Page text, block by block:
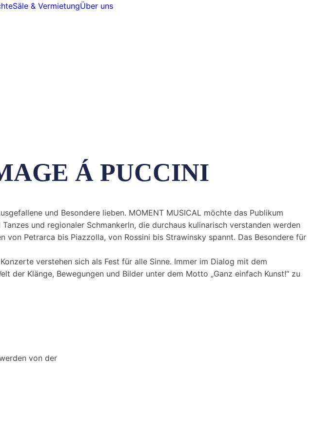
Säle & VermietungÜber uns
Á PUCCINI
und Besondere lieben. MOMENT MUSICAL möchte das Publikum
und regionaler Schmankerln, die durchaus kulinarisch verstanden werden
Petrarca bis Piazzolla, von Rossini bis Strawinsky spannt. Das Besondere für
verstehen sich als Fest für alle Sinne. Immer im Dialog mit dem
der Klänge, Bewegungen und Bilder unter dem Motto „Ganz einfach Kunst!“ zu
von der